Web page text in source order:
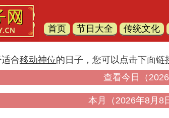
首页 节日大全 传统文化
合移动神位的日子，您可以点击下面链
查看今日（
本月（2026年8月8